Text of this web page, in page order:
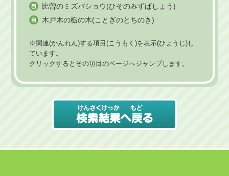
比曽のミズバショウ(ひそのみずばしょう)
木戸木の栃の木(ことぎのとちのき)
※関連(かんれん)する項目(こうもく)を表示(ひょうじ)し
ています。
クリックするとその項目のページへジャンプします。